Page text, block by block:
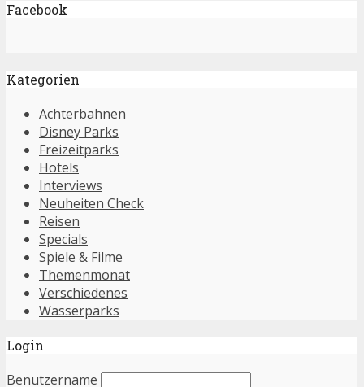
Facebook
Kategorien
Achterbahnen
Disney Parks
Freizeitparks
Hotels
Interviews
Neuheiten Check
Reisen
Specials
Spiele & Filme
Themenmonat
Verschiedenes
Wasserparks
Login
Benutzername